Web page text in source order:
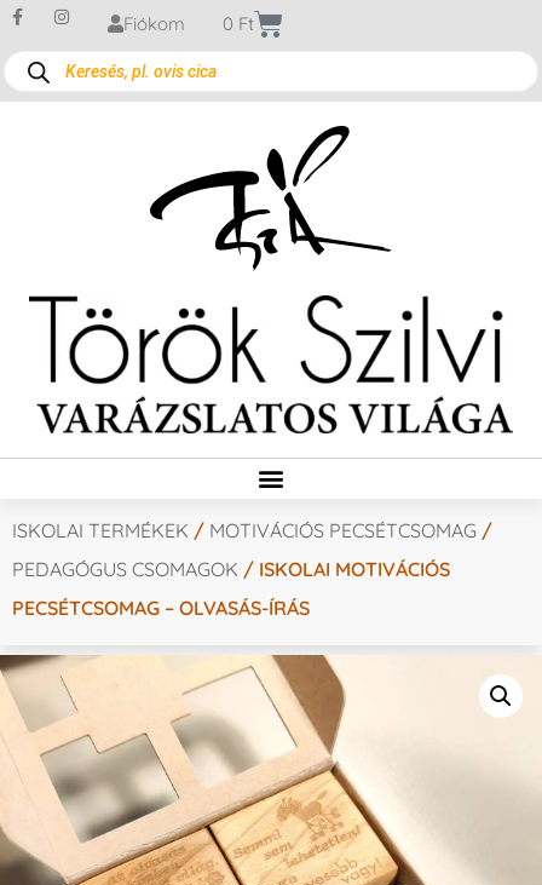
Fiókom 0 Ft
ISKOLAI TERMÉKEK / MOTIVÁCIÓS PECSÉTCSOMAG /
PEDAGÓGUS CSOMAGOK / ISKOLAI MOTIVÁCIÓS
PECSÉTCSOMAG – OLVASÁS-ÍRÁS